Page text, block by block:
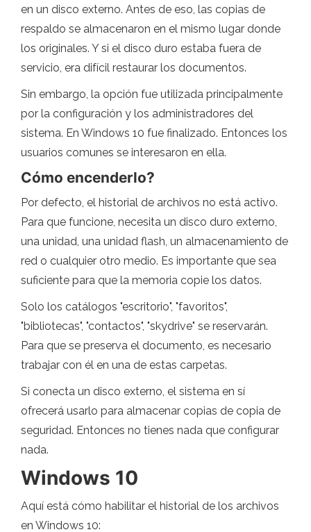
en un disco externo. Antes de eso, las copias de
respaldo se almacenaron en el mismo lugar donde
los originales. Y si el disco duro estaba fuera de
servicio, era difícil restaurar los documentos.
Sin embargo, la opción fue utilizada principalmente
por la configuración y los administradores del
sistema. En Windows 10 fue finalizado. Entonces los
usuarios comunes se interesaron en ella.
Cómo encenderlo?
Por defecto, el historial de archivos no está activo.
Para que funcione, necesita un disco duro externo,
una unidad, una unidad flash, un almacenamiento de
red o cualquier otro medio. Es importante que sea
suficiente para que la memoria copie los datos.
Solo los catálogos "escritorio", "favoritos",
"bibliotecas", "contactos", "skydrive" se reservarán.
Para que se preserva el documento, es necesario
trabajar con él en una de estas carpetas.
Si conecta un disco externo, el sistema en sí
ofrecerá usarlo para almacenar copias de copia de
seguridad. Entonces no tienes nada que configurar
nada.
Windows 10
Aquí está cómo habilitar el historial de los archivos
en Windows 10: